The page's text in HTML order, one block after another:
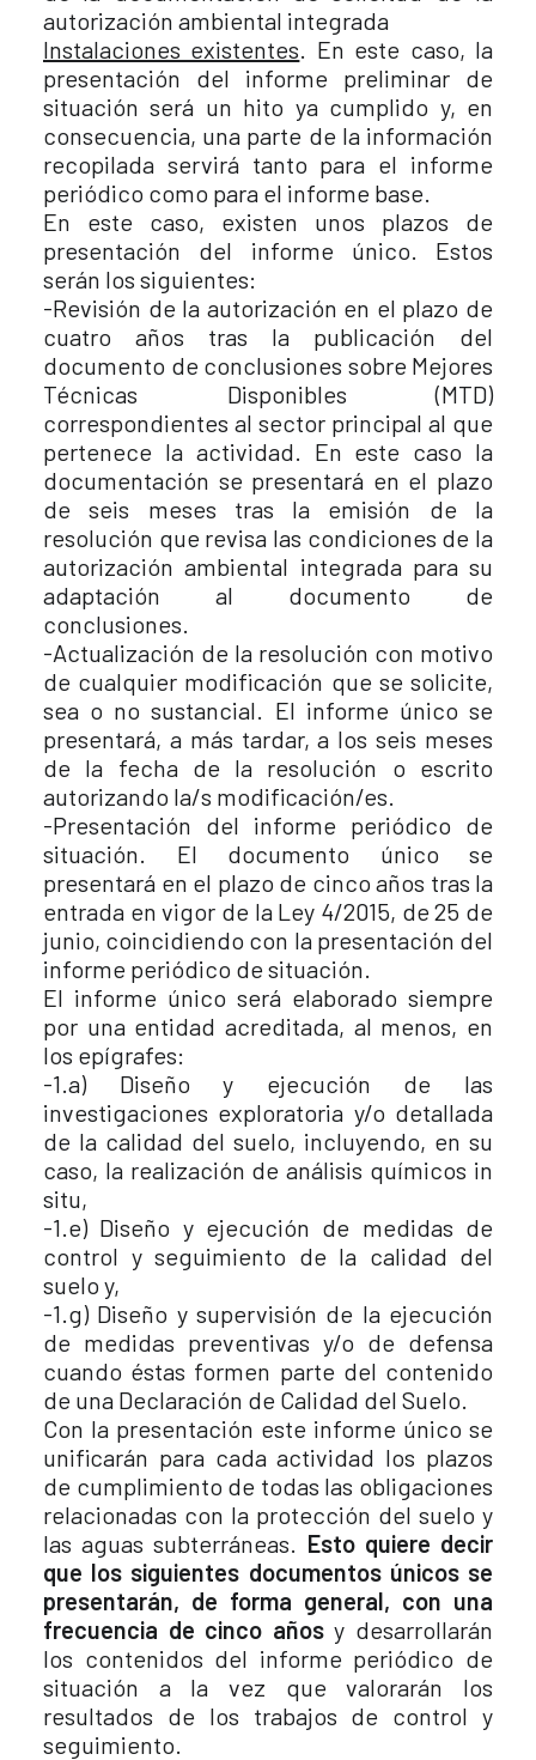
autorización ambiental integrada
Instalaciones existentes . En este caso, la
presentación del informe preliminar de
situación será un hito ya cumplido y, en
consecuencia, una parte de la información
recopilada servirá tanto para el informe
periódico como para el informe base.
En este caso, existen unos plazos de
presentación del informe único. Estos
serán los siguientes:
-Revisión de la autorización en el plazo de
cuatro años tras la publicación del
documento de conclusiones sobre Mejores
Técnicas Disponibles (MTD)
correspondientes al sector principal al que
pertenece la actividad. En este caso la
documentación se presentará en el plazo
de seis meses tras la emisión de la
resolución que revisa las condiciones de la
autorización ambiental integrada para su
adaptación al documento de
conclusiones.
-Actualización de la resolución con motivo
de cualquier modificación que se solicite,
sea o no sustancial. El informe único se
presentará, a más tardar, a los seis meses
de la fecha de la resolución o escrito
autorizando la/s modificación/es.
-Presentación del informe periódico de
situación. El documento único se
presentará en el plazo de cinco años tras la
entrada en vigor de la Ley 4/2015, de 25 de
junio, coincidiendo con la presentación del
informe periódico de situación.
El informe único será elaborado siempre
por una entidad acreditada, al menos, en
los epígrafes:
-1.a) Diseño y ejecución de las
investigaciones exploratoria y/o detallada
de la calidad del suelo, incluyendo, en su
caso, la realización de análisis químicos in
situ,
-1.e) Diseño y ejecución de medidas de
control y seguimiento de la calidad del
suelo y,
-1.g) Diseño y supervisión de la ejecución
de medidas preventivas y/o de defensa
cuando éstas formen parte del contenido
de una Declaración de Calidad del Suelo.
Con la presentación este informe único se
unificarán para cada actividad los plazos
de cumplimiento de todas las obligaciones
relacionadas con la protección del suelo y
las aguas subterráneas. Esto quiere decir
que los siguientes documentos únicos se
presentarán, de forma general, con una
frecuencia de cinco añosy desarrollarán
los contenidos del informe periódico de
situación a la vez que valorarán los
resultados de los trabajos de control y
seguimiento.